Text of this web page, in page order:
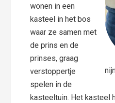
wonen in een
kasteel in het bos
waar ze samen met
de prins en de
prinses, graag
verstoppertje
spelen in de
kasteeltuin. Het kasteel